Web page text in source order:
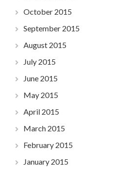
October 2015
September 2015
August 2015
July 2015
June 2015
May 2015
April 2015
March 2015
February 2015
January 2015